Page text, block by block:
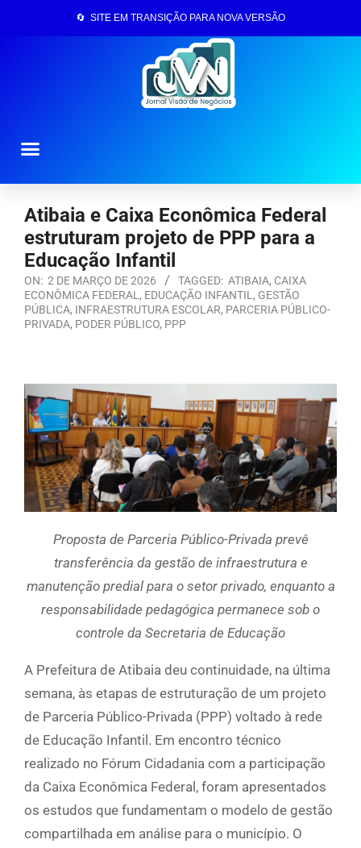
🔄 SITE EM TRANSIÇÃO PARA NOVA VERSÃO
Atibaia e Caixa Econômica Federal
estruturam projeto de PPP para a
Educação Infantil
ON: 2 DE MARÇO DE 2026 TAGGED: ATIBAIA, CAIXA
ECONÔMICA FEDERAL , EDUCAÇÃO INFANTIL , GESTÃO
PÚBLICA, INFRAESTRUTURA ESCOLAR, PARCERIA PÚBLICO-
PRIVADA, PODER PÚBLICO, PPP
Proposta de Parceria Público-Privada prevê
transferência da gestão de infraestrutura e
manutenção predial para o setor privado, enquanto a
responsabilidade pedagógica permanece sob o
controle da Secretaria de Educação
A Prefeitura de Atibaia deu continuidade, na última
semana, às etapas de estruturação de um projeto
de Parceria Público-Privada (PPP) voltado à rede
de Educação Infantil. Em encontro técnico
realizado no Fórum Cidadania com a participação
da Caixa Econômica Federal, foram apresentados
os estudos que fundamentam o modelo de gestão
compartilhada em análise para o município. O